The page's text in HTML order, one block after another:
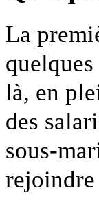
La
là, en
des
sous-
rejoindre